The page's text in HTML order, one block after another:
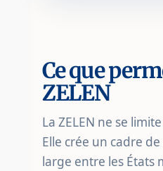
Ce que
ZELEN
La ZELEN ne se
Elle crée un cadre
large entre les États